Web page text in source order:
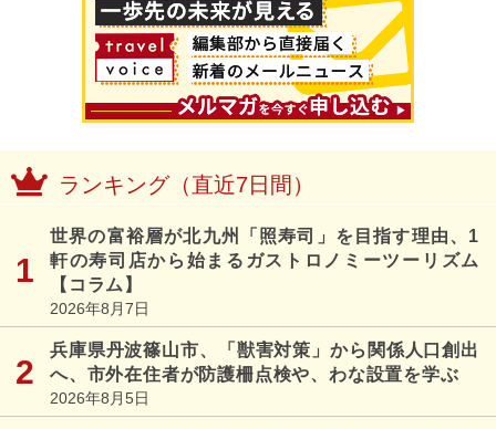
ランキング（直近7日間）
世界の富裕層が北九州「照寿司」を目指す理由、1
軒の寿司店から始まるガストロノミーツーリズム
【コラム】
2026年8月7日
兵庫県丹波篠山市、「獣害対策」から関係人口創出
へ、市外在住者が防護柵点検や、わな設置を学ぶ
2026年8月5日